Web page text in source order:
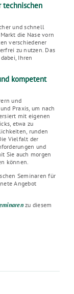
technischen
und schnell
die Nase vorn
verschiedener
zu nutzen. Das
Ihren
kompetent
und
Praxis, um nach
mit eigenen
etwa zu
runden
Vielfalt der
und
Sie auch morgen
können.
Seminaren für
Angebot
zu diesem